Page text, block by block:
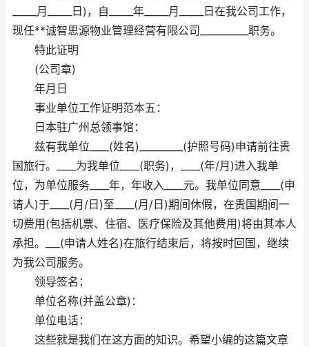
_____月_____日)，自_____年_____月_____日在我公司工作，
现任**诚智思源物业管理经营有限公司__________职务。
特此证明
(公司章)
年月日
事业单位工作证明范本五：
日本驻广州总领事馆：
兹有我单位____(姓名)_________(护照号码)申请前往贵
国旅行。____为我单位____(职务)，____(年/月)进入我单
位，为单位服务____年，年收入____元。我单位同意____(申
请人)于____(月/日)至____(月/日)期间休假，在贵国期间一
切费用(包括机票、住宿、医疗保险及其他费用)将由其本人
承担。___(申请人姓名)在旅行结束后，将按时回国，继续
为我公司服务。
领导签名：
单位名称(并盖公章)：
单位电话：
这些就是我们在这方面的知识。希望小编的这篇文章